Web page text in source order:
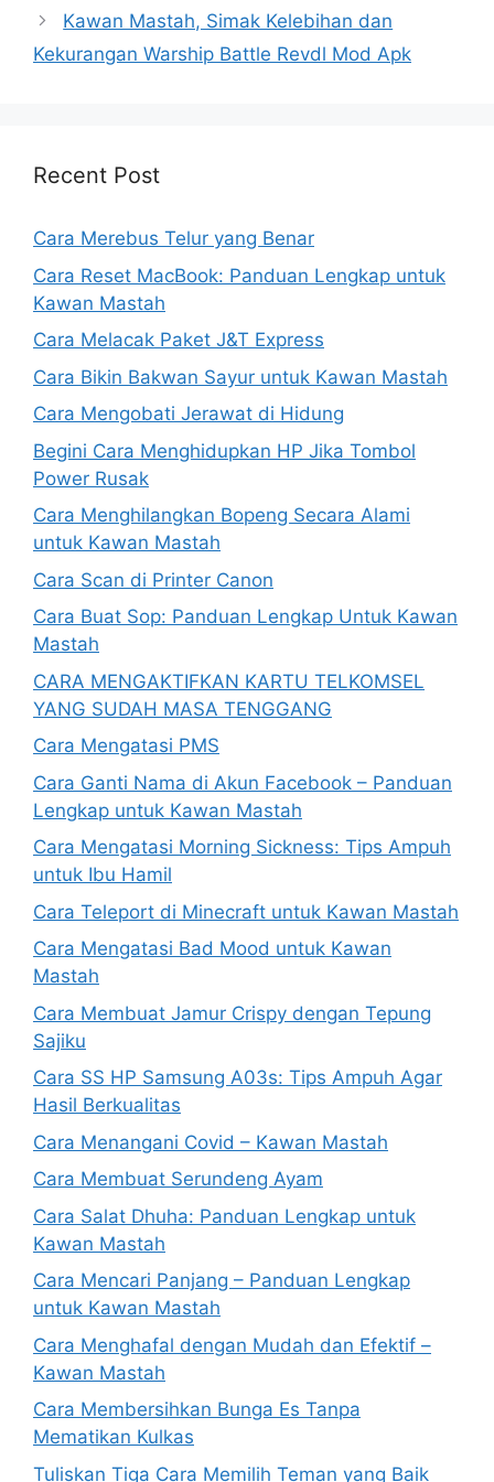
Kawan Mastah, Simak Kelebihan dan
Kekurangan Warship Battle Revdl Mod Apk
Recent Post
Cara Merebus Telur yang Benar
Cara Reset MacBook: Panduan Lengkap untuk
Kawan Mastah
Cara Melacak Paket J&T Express
Cara Bikin Bakwan Sayur untuk Kawan Mastah
Cara Mengobati Jerawat di Hidung
Begini Cara Menghidupkan HP Jika Tombol
Power Rusak
Cara Menghilangkan Bopeng Secara Alami
untuk Kawan Mastah
Cara Scan di Printer Canon
Cara Buat Sop: Panduan Lengkap Untuk Kawan
Mastah
CARA MENGAKTIFKAN KARTU TELKOMSEL
YANG SUDAH MASA TENGGANG
Cara Mengatasi PMS
Cara Ganti Nama di Akun Facebook – Panduan
Lengkap untuk Kawan Mastah
Cara Mengatasi Morning Sickness: Tips Ampuh
untuk Ibu Hamil
Cara Teleport di Minecraft untuk Kawan Mastah
Cara Mengatasi Bad Mood untuk Kawan
Mastah
Cara Membuat Jamur Crispy dengan Tepung
Sajiku
Cara SS HP Samsung A03s: Tips Ampuh Agar
Hasil Berkualitas
Cara Menangani Covid – Kawan Mastah
Cara Membuat Serundeng Ayam
Cara Salat Dhuha: Panduan Lengkap untuk
Kawan Mastah
Cara Mencari Panjang – Panduan Lengkap
untuk Kawan Mastah
Cara Menghafal dengan Mudah dan Efektif –
Kawan Mastah
Cara Membersihkan Bunga Es Tanpa
Mematikan Kulkas
Tuliskan Tiga Cara Memilih Teman yang Baik